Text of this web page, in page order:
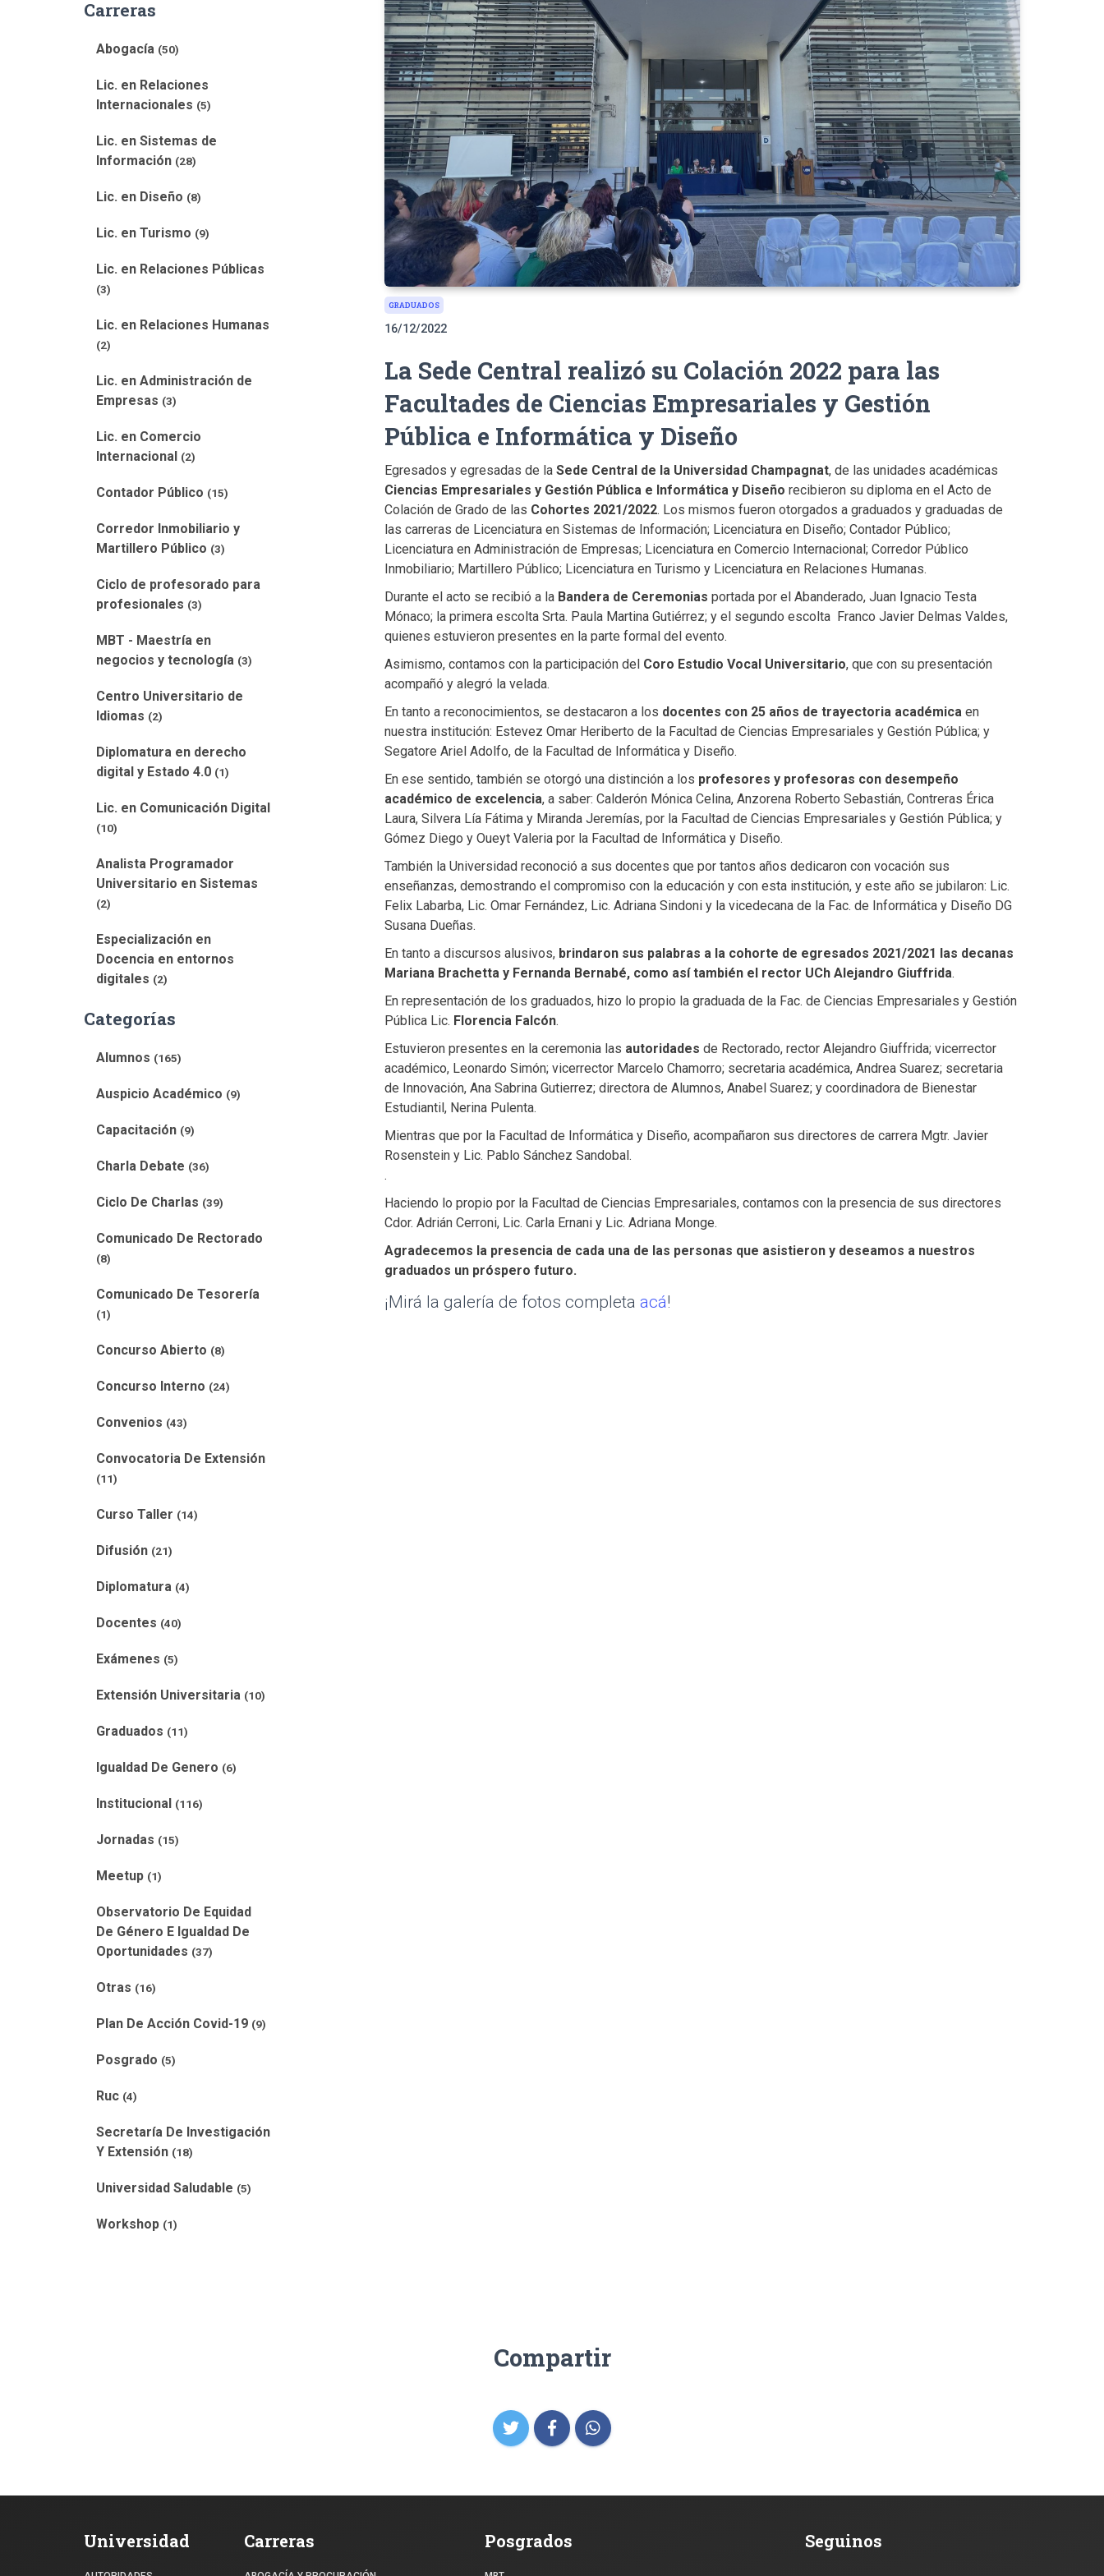
Carreras
Abogacía (50)
Lic. en Relaciones
Internacionales (5)
Lic. en Sistemas de
Información (28)
Lic. en Diseño (8)
Lic. en Turismo (9)
Lic. en Relaciones Públicas
(3)
Lic. en Relaciones Humanas
(2)
Lic. en Administración de
Empresas (3)
Lic. en Comercio
Internacional (2)
Contador Público (15)
Corredor Inmobiliario y
Martillero Público (3)
Ciclo de profesorado para
profesionales (3)
MBT - Maestría en
negocios y tecnología (3)
Centro Universitario de
Idiomas (2)
Diplomatura en derecho
digital y Estado 4.0 (1)
Lic. en Comunicación Digital
(10)
Analista Programador
Universitario en Sistemas
(2)
Especialización en
Docencia en entornos
digitales (2)
Categorías
Alumnos (165)
Auspicio Académico (9)
Capacitación (9)
Charla Debate (36)
Ciclo De Charlas (39)
Comunicado De Rectorado
(8)
Comunicado De Tesorería
(1)
Concurso Abierto (8)
Concurso Interno (24)
Convenios (43)
Convocatoria De Extensión
(11)
Curso Taller (14)
Difusión (21)
Diplomatura (4)
Docentes (40)
Exámenes (5)
Extensión Universitaria (10)
Graduados (11)
Igualdad De Genero (6)
Institucional (116)
Jornadas (15)
Meetup (1)
Observatorio De Equidad
De Género E Igualdad De
Oportunidades (37)
Otras (16)
Plan De Acción Covid-19 (9)
Posgrado (5)
Ruc (4)
Secretaría De Investigación
Y Extensión (18)
Universidad Saludable (5)
Workshop (1)
GRADUADOS
16/12/2022
La Sede Central realizó su Colación 2022 para las
Facultades de Ciencias Empresariales y Gestión
Pública e Informática y Diseño
Egresados y egresadas de la Sede Central de la Universidad Champagnat, de las unidades académicas
Ciencias Empresariales y Gestión Pública e Informática y Diseño recibieron su diploma en el Acto de
Colación de Grado de las Cohortes 2021/2022. Los mismos fueron otorgados a graduados y graduadas de
las carreras de Licenciatura en Sistemas de Información; Licenciatura en Diseño; Contador Público;
Licenciatura en Administración de Empresas; Licenciatura en Comercio Internacional; Corredor Público
Inmobiliario; Martillero Público; Licenciatura en Turismo y Licenciatura en Relaciones Humanas.
Durante el acto se recibió a la Bandera de Ceremonias portada por el Abanderado, Juan Ignacio Testa
Mónaco; la primera escolta Srta. Paula Martina Gutiérrez; y el segundo escolta Franco Javier Delmas Valdes,
quienes estuvieron presentes en la parte formal del evento.
Asimismo, contamos con la participación del Coro Estudio Vocal Universitario, que con su presentación
acompañó y alegró la velada.
En tanto a reconocimientos, se destacaron a los docentes con 25 años de trayectoria académicaen
nuestra institución: Estevez Omar Heriberto de la Facultad de Ciencias Empresariales y Gestión Pública; y
Segatore Ariel Adolfo, de la Facultad de Informática y Diseño.
En ese sentido, también se otorgó una distinción a los profesores y profesoras con desempeño
académico de excelencia, a saber: Calderón Mónica Celina, Anzorena Roberto Sebastián, Contreras Érica
Laura, Silvera Lía Fátima y Miranda Jeremías, por la Facultad de Ciencias Empresariales y Gestión Pública; y
Gómez Diego y Oueyt Valeria por la Facultad de Informática y Diseño.
También la Universidad reconoció a sus docentes que por tantos años dedicaron con vocación sus
enseñanzas, demostrando el compromiso con la educación y con esta institución, y este año se jubilaron: Lic.
Felix Labarba, Lic. Omar Fernández, Lic. Adriana Sindoni y la vicedecana de la Fac. de Informática y Diseño DG
Susana Dueñas.
En tanto a discursos alusivos, brindaron sus palabras a la cohorte de egresados 2021/2021 las decanas
Mariana Brachetta y Fernanda Bernabé, como así también el rector UCh Alejandro Giuffrida.
En representación de los graduados, hizo lo propio la graduada de la Fac. de Ciencias Empresariales y Gestión
Pública Lic. Florencia Falcón.
Estuvieron presentes en la ceremonia las autoridades de Rectorado, rector Alejandro Giuffrida; vicerrector
académico, Leonardo Simón; vicerrector Marcelo Chamorro; secretaria académica, Andrea Suarez; secretaria
de Innovación, Ana Sabrina Gutierrez; directora de Alumnos, Anabel Suarez; y coordinadora de Bienestar
Estudiantil, Nerina Pulenta.
Mientras que por la Facultad de Informática y Diseño, acompañaron sus directores de carrera Mgtr. Javier
Rosenstein y Lic. Pablo Sánchez Sandobal.
.
Haciendo lo propio por la Facultad de Ciencias Empresariales, contamos con la presencia de sus directores
Cdor. Adrián Cerroni, Lic. Carla Ernani y Lic. Adriana Monge.
Agradecemos la presencia de cada una de las personas que asistieron y deseamos a nuestros
graduados un próspero futuro.
¡Mirá la galería de fotos completa acá!
Compartir
Universidad Carreras Posgrados Seguinos